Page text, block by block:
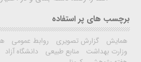
برچسب های پر استفاده
همایش گزارش تصویری روابط عمومی
وزارت بهداشت
منابع طبیعی دانشگاه آزاد